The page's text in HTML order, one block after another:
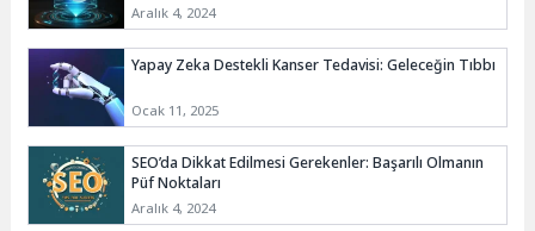
Aralık 4, 2024
Yapay Zeka Destekli Kanser Tedavisi: Geleceğin Tıbbı
Ocak 11, 2025
SEO’da Dikkat Edilmesi Gerekenler: Başarılı Olmanın
Püf Noktaları
Aralık 4, 2024